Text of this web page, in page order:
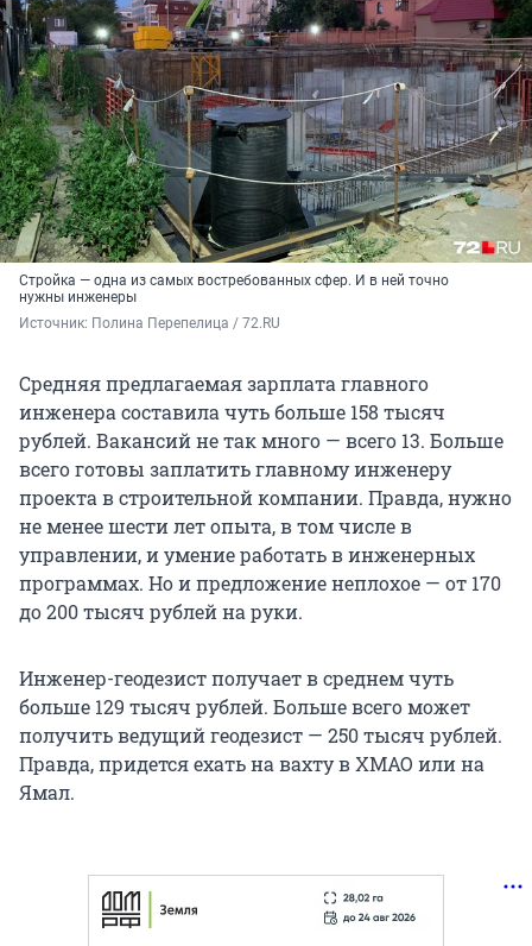
Стройка — одна из самых востребованных сфер. И в ней точно
нужны инженеры
Источник: Полина Перепелица / 72.RU
Средняя предлагаемая зарплата главного
инженера составила чуть больше 158 тысяч
рублей. Вакансий не так много — всего 13. Больше
всего готовы заплатить главному инженеру
проекта в строительной компании. Правда, нужно
не менее шести лет опыта, в том числе в
управлении, и умение работать в инженерных
программах. Но и предложение неплохое — от 170
до 200 тысяч рублей на руки.
Инженер-геодезист получает в среднем чуть
больше 129 тысяч рублей. Больше всего может
получить ведущий геодезист — 250 тысяч рублей.
Правда, придется ехать на вахту в ХМАО или на
Ямал.